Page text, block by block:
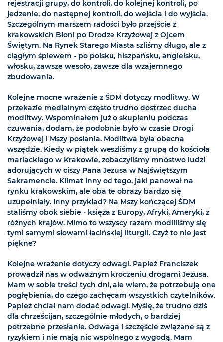
rejestracji grupy, do kontroli, do kolejnej kontroli, po
jedzenie, do następnej kontroli, do wejścia i do wyjścia.
Szczególnym marszem radości było przejście z
krakowskich Błoni po Drodze Krzyżowej z Ojcem
Świętym. Na Rynek Starego Miasta szliśmy długo, ale z
ciągłym śpiewem - po polsku, hiszpańsku, angielsku,
włosku, zawsze wesoło, zawsze dla wzajemnego
zbudowania.
Kolejne mocne wrażenie z ŚDM dotyczy modlitwy. W
przekazie medialnym często trudno dostrzec ducha
modlitwy. Wspominałem już o skupieniu podczas
czuwania, dodam, że podobnie było w czasie Drogi
Krzyżowej i Mszy posłania. Modlitwa była obecna
wszędzie. Kiedy w piątek weszliśmy z grupą do kościoła
mariackiego w Krakowie, zobaczyliśmy mnóstwo ludzi
adorujących w ciszy Pana Jezusa w Najświętszym
Sakramencie. Klimat inny od tego, jaki panował na
rynku krakowskim, ale oba te obrazy bardzo się
uzupełniały. Inny przykład? Na Mszy kończącej ŚDM
staliśmy obok siebie - księża z Europy, Afryki, Ameryki, z
różnych krajów. Mimo to wszyscy razem modliliśmy się
tymi samymi słowami łacińskiej liturgii. Czyż to nie jest
piękne?
Kolejne wrażenie dotyczy odwagi. Papież Franciszek
prowadził nas w odważnym kroczeniu drogami Jezusa.
Mam w sobie treści tych dni, ale wiem, że potrzebują one
pogłębienia, do czego zachęcam wszystkich czytelników.
Papież chciał nam dodać odwagi. Myślę, że trudno dziś
dla chrześcijan, szczególnie młodych, o bardziej
potrzebne przesłanie. Odwaga i szczęście związane są z
ryzykiem i nie mają nic wspólnego z wygodą. Mam